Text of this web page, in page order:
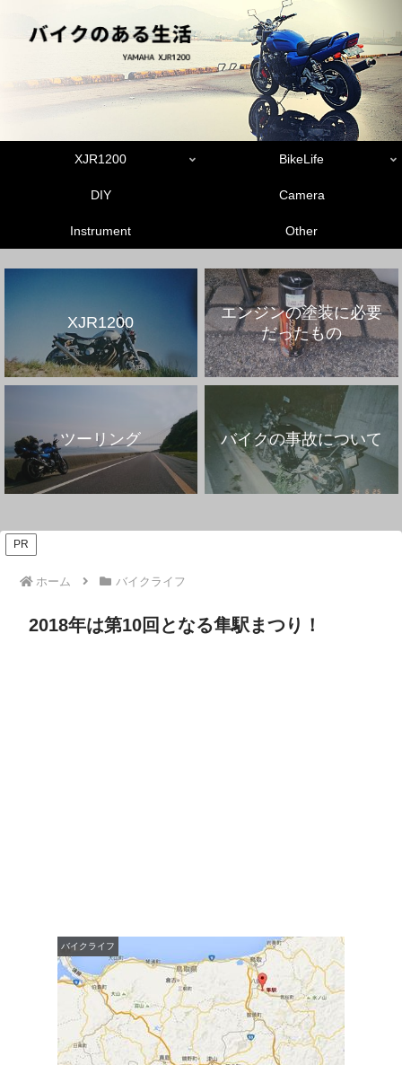
XJR1200 BikeLife
DIY Camera
Instrument Other
XJR1200
エンジンの塗装に必要
だったもの
ツーリング バイクの事故について
PR
ホーム バイクライフ
2018年は第10回となる隼駅まつり！
バイクライフ